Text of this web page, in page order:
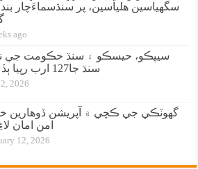
سگهياسين هلياسين، پر سنڌسماءَچار بند
ago
سيپڪو، حيسڪو ۽ سنڌ حڪومت جي
سنڌ جا127 ارب رپيا ٻڏي ويا؟
2026
گهوٽڪي جي ڪچي ۾ آپريشن ڏوهارين
امن امان
12, 2026